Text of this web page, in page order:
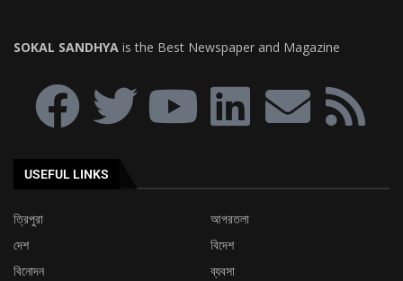
SOKAL SANDHYA is the Best Newspaper and Magazine
USEFUL LINKS
ত্রিপুরা
আগরতলা
দেশ
বিদেশ
বিনোদন
ব্যবসা